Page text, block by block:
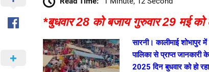
*बुधवार 28 को बजाय गुरुवार 29 मई को
सारनी। कालीमाई शोभापुर
पालिका से प्राप्त
2025 दिन बुधवार को हो